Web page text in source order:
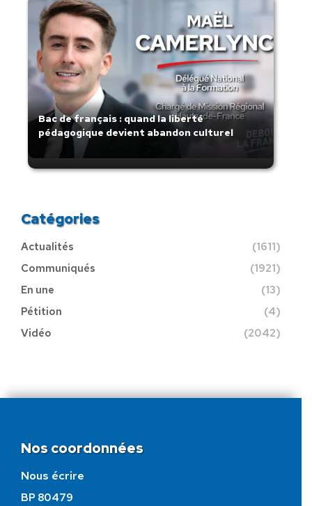
Bac de français : quand la liberté
pédagogique devient abandon culturel
Catégories
Actualités
(1611)
Communiqués
(1921)
En une
(13)
Pétition
(4)
Vidéo
(2042)
Nos coordonnées
Nous écrire
BP 80479